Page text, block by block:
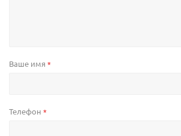
Ваше имя *
Телефон *